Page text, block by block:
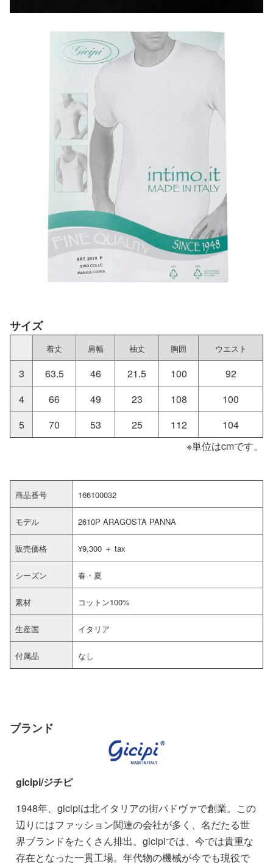
サイズ
着丈 肩幅 袖丈 胸囲 ウエスト
3 63.5 46 21.5 100
92
4
66 49 23 108
100
5
70 53 25 112
104
※単位はcmです。
商品番号 166100032
モデル 2610P ARAGOSTA PANNA
販売価格 ¥9,300 ＋ tax
シーズン 春・夏
素材 コットン100%
生産国 イタリア
付属品 なし
ブランド
gicipi/ジチピ
1948年、gicipiは北イタリアの街パドヴァで創業。この
辺りにはファッション関連の会社が多く、名だたる世
界ブランドをたくさん排出。gicipiでは、今では貴重な
存在となった一貫工場。年代物の機械が今でも現役で